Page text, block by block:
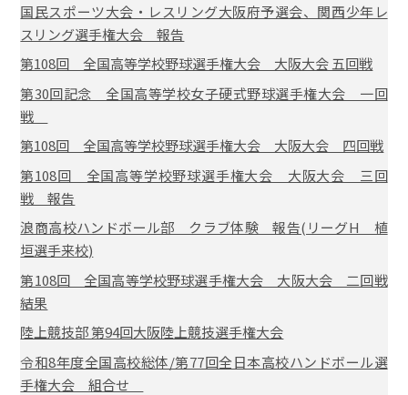
国民スポーツ大会・レスリング大阪府予選会、関西少年レ
スリング選手権大会 報告
第108回 全国高等学校野球選手権大会 大阪大会 五回戦
第30回記念 全国高等学校女子硬式野球選手権大会 一回
戦
第108回 全国高等学校野球選手権大会 大阪大会 四回戦
第108回 全国高等学校野球選手権大会 大阪大会 三回
戦 報告
浪商高校ハンドボール部 クラブ体験 報告(リーグH 植
垣選手来校)
第108回 全国高等学校野球選手権大会 大阪大会 二回戦
結果
陸上競技部 第94回大阪陸上競技選手権大会
令和8年度全国高校総体/第77回全日本高校ハンドボール選
手権大会 組合せ